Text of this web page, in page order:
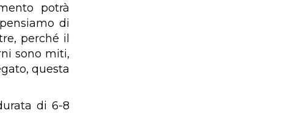
potrà
di
perché il
sono miti,
questa
di 6-8